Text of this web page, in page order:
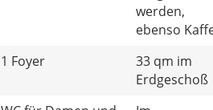
werden,
ebenso
1 Foyer
33 qm im
Erdgeschoß